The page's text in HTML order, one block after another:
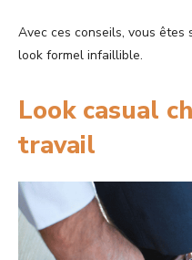
Avec ces conseils, vous êtes
look formel infaillible.
Look casual
travail